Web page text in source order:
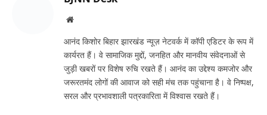
Website
आनंद किशोर बिहार झारखंड न्यूज़ नेटवर्क में कॉपी एडिटर के रूप में
कार्यरत हैं। वे सामाजिक मुद्दों, जनहित और मानवीय संवेदनाओं से
जुड़ी खबरों पर विशेष रुचि रखते हैं। आनंद का उद्देश्य कमजोर और
जरूरतमंद लोगों की आवाज को सही मंच तक पहुंचाना है। वे निष्पक्ष,
सरल और प्रभावशाली पत्रकारिता में विश्वास रखते हैं।